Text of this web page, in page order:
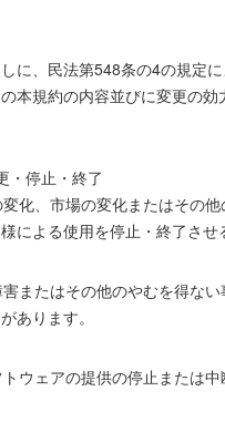
に、民法第548条の4の規定
本規約の内容並びに変更の効
・停止・終了
化、市場の変化またはその
による使用を停止・終了させ
またはその他のやむを得な
あります。
ウェアの提供の停止または